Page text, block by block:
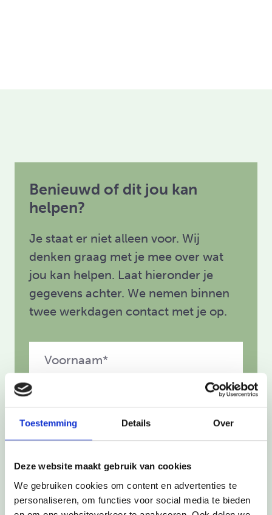
Toestemming Details Over
Deze website maakt gebruik van cookies
We gebruiken cookies om content en advertenties te
personaliseren, om functies voor social media te bieden
Benieuwd of dit jou kan
helpen?
Je staat er niet alleen voor. Wij
denken graag met je mee over wat
jou kan helpen. Laat hieronder je
gegevens achter. We nemen binnen
twee werkdagen contact met je op.
Ouder
Professioneel
Omgeving
Kind